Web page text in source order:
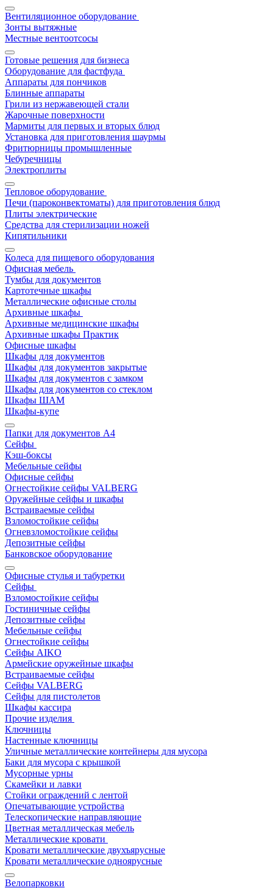
Вентиляционное оборудование
Зонты вытяжные
Местные вентоотсосы
Готовые решения для бизнеса
Оборудование для фастфуда
Аппараты для пончиков
Блинные аппараты
Грили из нержавеющей стали
Жарочные поверхности
Мармиты для первых и вторых блюд
Установка для приготовления шаурмы
Фритюрницы промышленные
Чебуречницы
Электроплиты
Тепловое оборудование
Печи (пароконвектоматы) для приготовления блюд
Плиты электрические
Средства для стерилизации ножей
Кипятильники
Колеса для пищевого оборудования
Офисная мебель
Тумбы для документов
Картотечные шкафы
Металлические офисные столы
Архивные шкафы
Архивные медицинские шкафы
Архивные шкафы Практик
Офисные шкафы
Шкафы для документов
Шкафы для документов закрытые
Шкафы для документов с замком
Шкафы для документов со стеклом
Шкафы ШАМ
Шкафы-купе
Папки для документов A4
Сейфы
Кэш-боксы
Мебельные сейфы
Офисные сейфы
Огнестойкие сейфы VALBERG
Оружейные сейфы и шкафы
Встраиваемые сейфы
Взломостойкие сейфы
Огневзломостойкие сейфы
Депозитные сейфы
Банковское оборудование
Офисные стулья и табуретки
Сейфы
Взломостойкие сейфы
Гостиничные сейфы
Депозитные сейфы
Мебельные сейфы
Огнестойкие сейфы
Сейфы AIKO
Армейские оружейные шкафы
Встраиваемые сейфы
Сейфы VALBERG
Сейфы для пистолетов
Шкафы кассира
Прочие изделия
Ключницы
Настенные ключницы
Уличные металлические контейнеры для мусора
Баки для мусора с крышкой
Мусорные урны
Скамейки и лавки
Стойки ограждений с лентой
Опечатывающие устройства
Телескопические направляющие
Цветная металлическая мебель
Металлические кровати
Кровати металлические двухъярусные
Кровати металлические одноярусные
Велопарковки